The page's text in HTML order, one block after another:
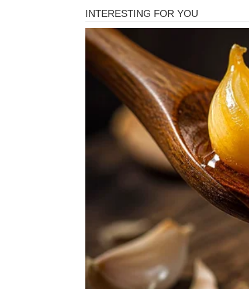
RAK
Rakovima dolazi olakšanje kroz novac
povrat dugovanja ili pomoć koja dolazi
Ovo je period u kojem ćete lakše
LAV
Lavovima se trud konačno isplaćuje.
Pred vama su dani koji donose više
DJEVICA
Djevice imaju priliku da poboljšaju